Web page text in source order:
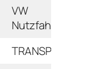
VW
Nutzfahrzeuge
TRANSPORTER